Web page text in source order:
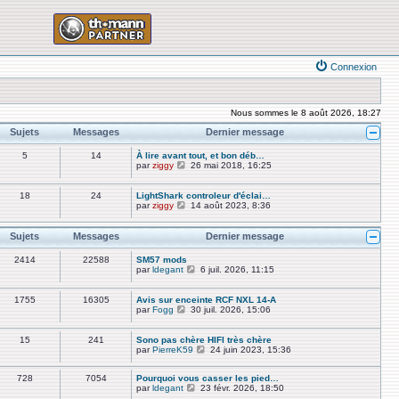
Connexion
Nous sommes le 8 août 2026, 18:27
Sujets Messages Dernier message
5 14
À lire avant tout, et bon déb…
parziggy
V
i
r
d
i
e
m
e
s
a
g
e
26 mai 2018, 16:25
18 24
LightShark controleur d'éclai…
parziggy
V
i
d
e
i
e
m
e
s
g
e
14 août 2023, 8:36
Sujets Messages Dernier message
2414 22588
SM57 mods
parldegant
V
i
r
l
d
e
r
n
i
e
6 juil. 2026, 11:15
1755 16305
Avis sur enceinte RCF NXL 14-A
parFogg
V
i
r
l
d
e
r
30 juil. 2026, 15:06
15 241
Sono pas chère HIFI très chère
parPierreK59
V
i
r
l
24 juin 2023, 15:36
728 7054
Pourquoi vous casser les pied…
parldegant
V23 févr. 2026, 18:50